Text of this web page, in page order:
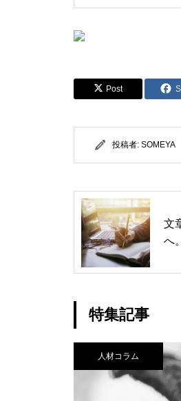
Post
投稿者: SOMEYA
文
へ
ま
特集記事
人材コラム